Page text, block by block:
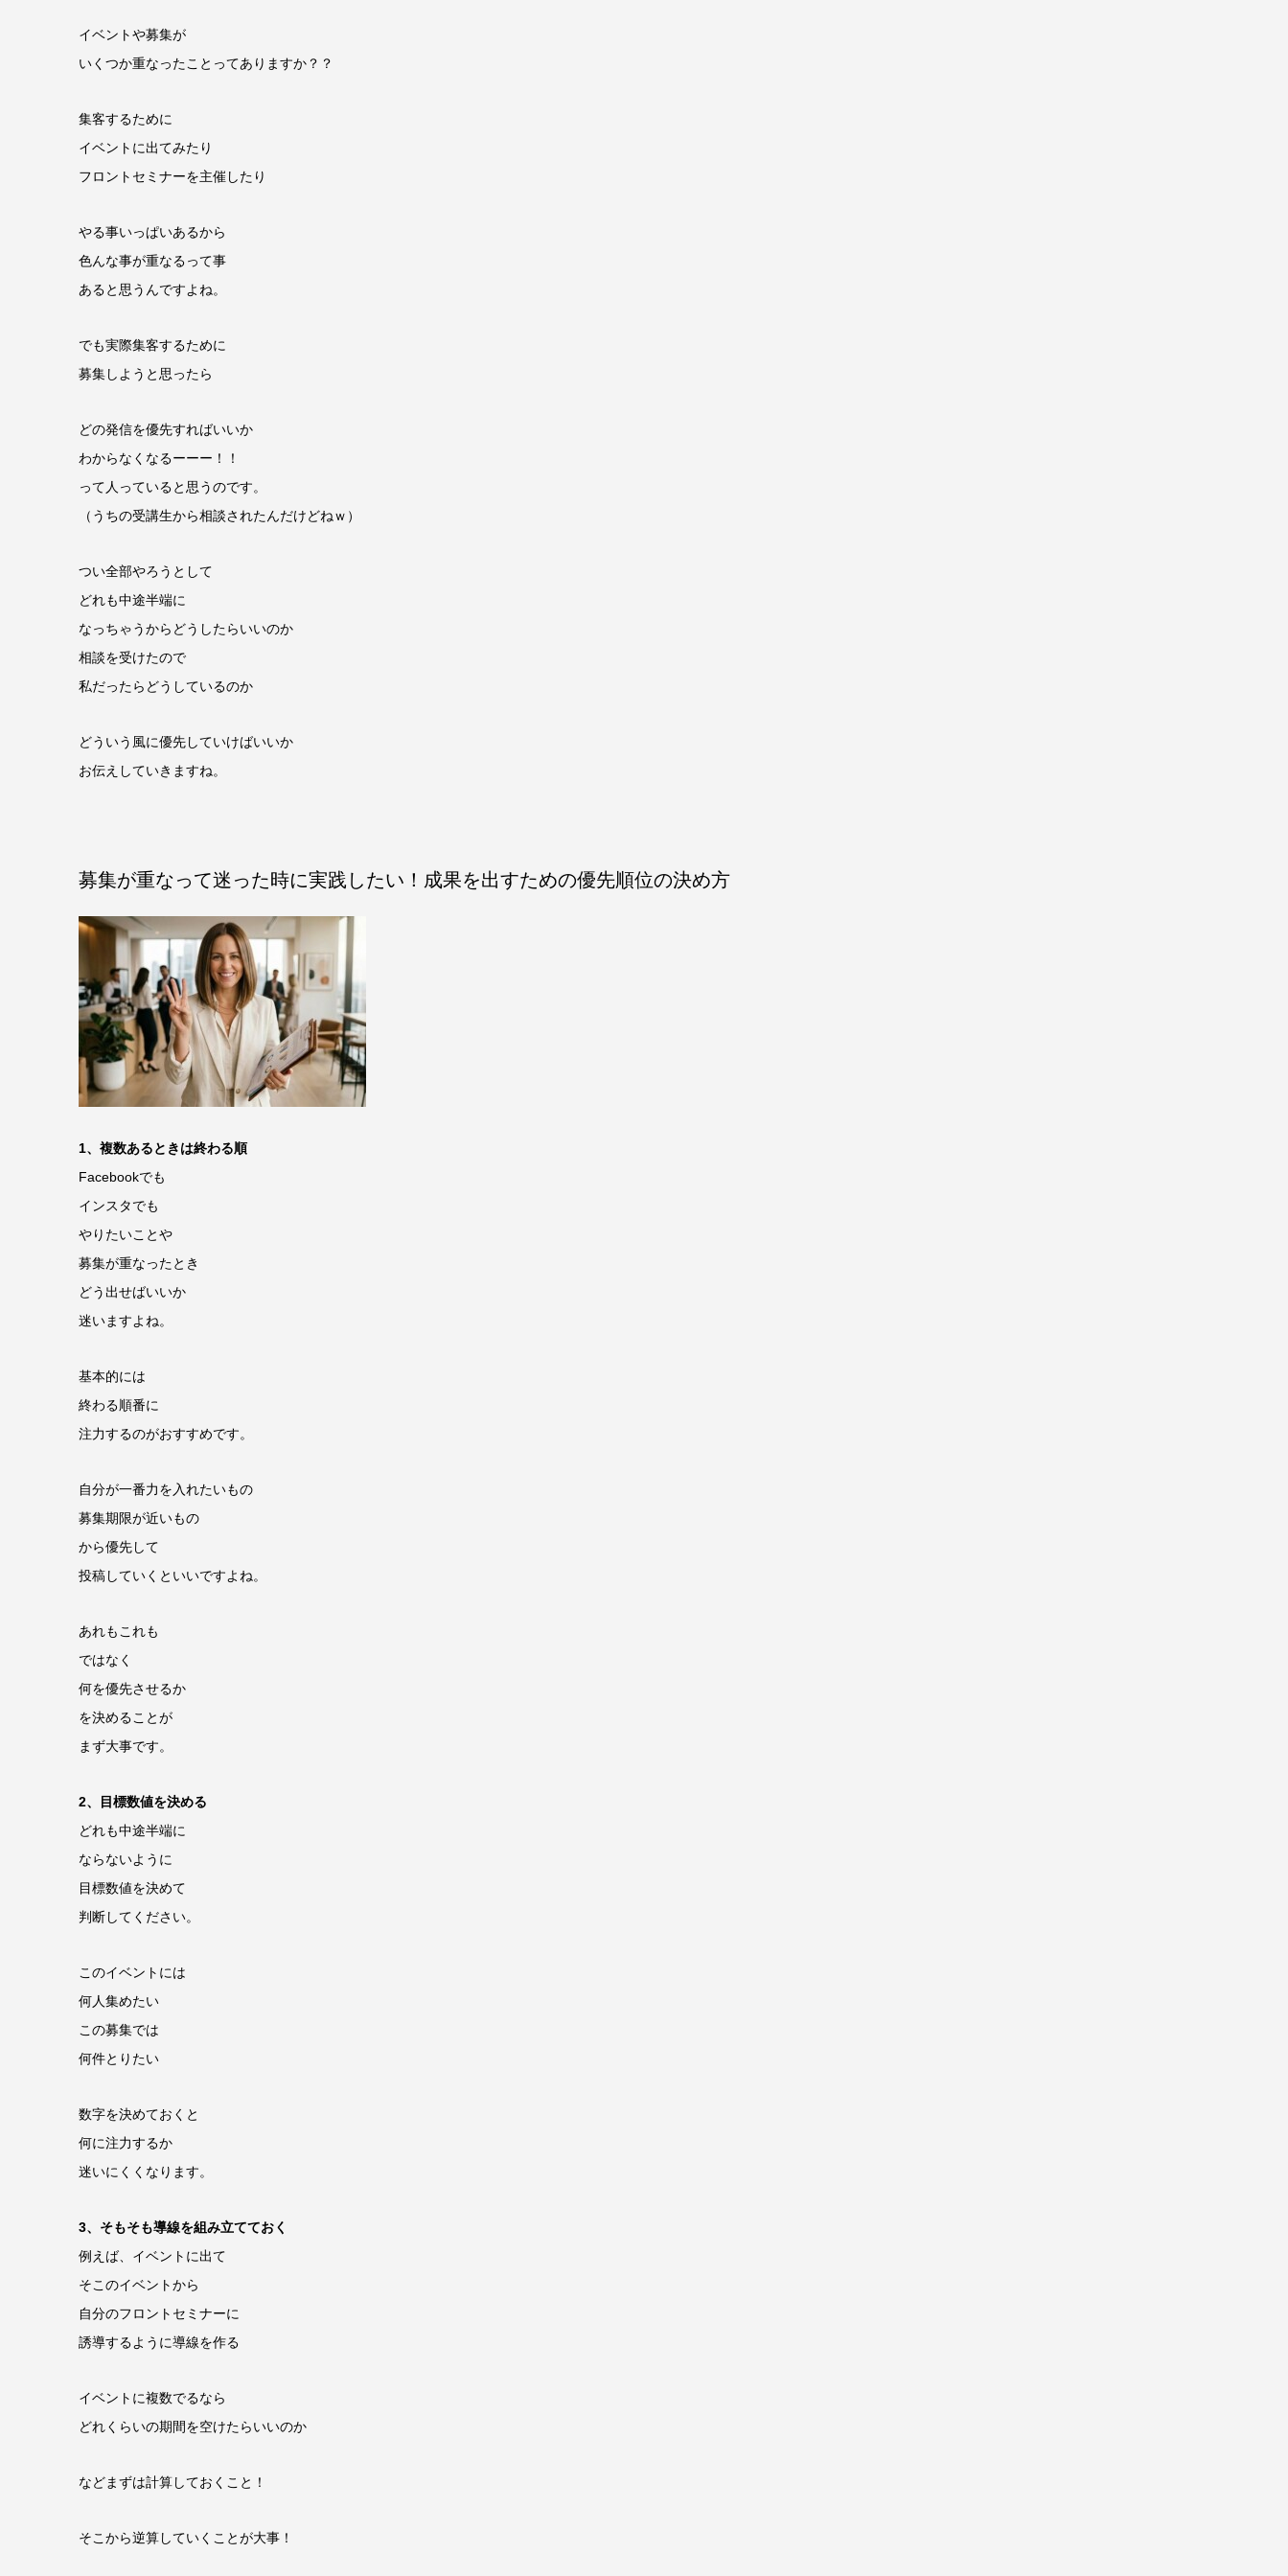
イベントや募集が
いくつか重なったことってありますか？？
集客するために
イベントに出てみたり
フロントセミナーを主催したり
やる事いっぱいあるから
色んな事が重なるって事
あると思うんですよね。
でも実際集客するために
募集しようと思ったら
どの発信を優先すればいいか
わからなくなるーーー！！
って人っていると思うのです。
（うちの受講生から相談されたんだけどねｗ）
つい全部やろうとして
どれも中途半端に
なっちゃうからどうしたらいいのか
相談を受けたので
私だったらどうしているのか
どういう風に優先していけばいいか
お伝えしていきますね。
募集が重なって迷った時に実践したい！成果を出すための優先順位の決め方
1、複数あるときは終わる順
Facebookでも
インスタでも
やりたいことや
募集が重なったとき
どう出せばいいか
迷いますよね。
基本的には
終わる順番に
注力するのがおすすめです。
自分が一番力を入れたいもの
募集期限が近いもの
から優先して
投稿していくといいですよね。
あれもこれも
ではなく
何を優先させるか
を決めることが
まず大事です。
2、目標数値を決める
どれも中途半端に
ならないように
目標数値を決めて
判断してください。
このイベントには
何人集めたい
この募集では
何件とりたい
数字を決めておくと
何に注力するか
迷いにくくなります。
3、そもそも導線を組み立てておく
例えば、イベントに出て
そこのイベントから
自分のフロントセミナーに
誘導するように導線を作る
イベントに複数でるなら
どれくらいの期間を空けたらいいのか
などまずは計算しておくこと！
そこから逆算していくことが大事！